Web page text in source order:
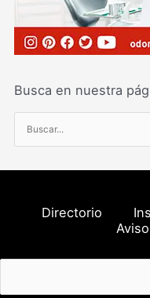
Busca en nuestra
u
s
o
:
Directorio